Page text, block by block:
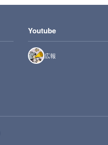
Youtube
広報